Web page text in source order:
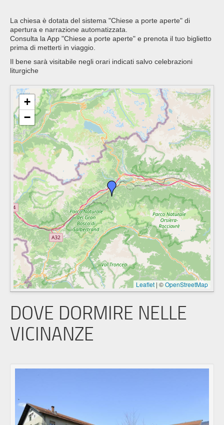
La chiesa è dotata del sistema "Chiese a porte aperte" di
apertura e narrazione automatizzata.
Consulta la App "Chiese a porte aperte" e prenota il tuo biglietto
prima di metterti in viaggio.
Il bene sarà visitabile negli orari indicati salvo celebrazioni
liturgiche
+
−
Leaflet | ©OpenStreetMap
DOVE DORMIRE NELLE
VICINANZE